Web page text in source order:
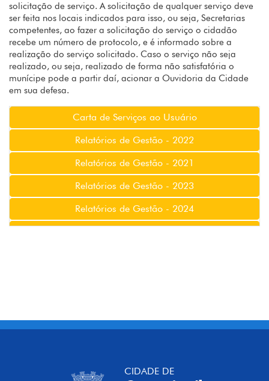
solicitação de serviço. A solicitação de qualquer serviço deve
ser feita nos locais indicados para isso, ou seja, Secretarias
competentes, ao fazer a solicitação do serviço o cidadão
recebe um número de protocolo, e é informado sobre a
realização do serviço solicitado. Caso o serviço não seja
realizado, ou seja, realizado de forma não satisfatória o
munícipe pode a partir daí, acionar a Ouvidoria da Cidade
em sua defesa.
Carta de Serviços ao Usuário
Relatórios de Gestão - 2022
Relatórios de Gestão - 2021
Relatórios de Gestão - 2023
Relatórios de Gestão - 2024
CIDADE DE